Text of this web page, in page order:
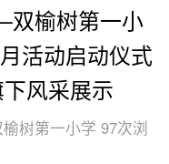
榆树第一小
活动启动仪式
风采展示
树第一小学 97次浏